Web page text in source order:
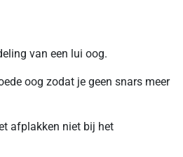
van een lui oog.
oog zodat je geen snars meer
afplakken niet bij het